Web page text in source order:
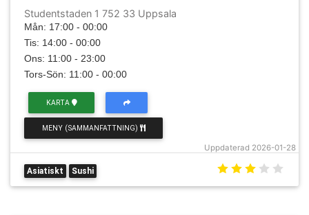
Studentstaden 1 752 33 Uppsala
Mån: 17:00 - 00:00
Tis: 14:00 - 00:00
Ons: 11:00 - 23:00
Tors-Sön: 11:00 - 00:00
Uppdaterad 2026-01-28
KARTA
MENY (SAMMANFATTNING)
Asiatiskt Sushi